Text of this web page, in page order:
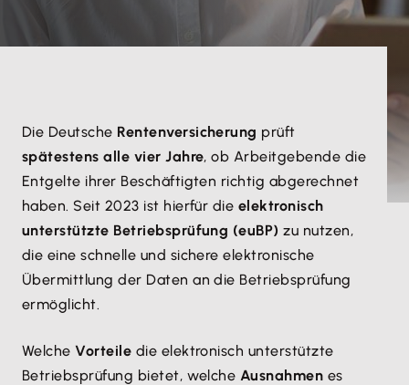
Die Deutsche Rentenversicherung prüft
spätestens alle vier Jahre, ob Arbeitgebende die
Entgelte ihrer Beschäftigten richtig abgerechnet
haben. Seit 2023 ist hierfür die elektronisch
unterstützte Betriebsprüfung (euBP) zu nutzen,
die eine schnelle und sichere elektronische
Übermittlung der Daten an die Betriebsprüfung
ermöglicht.
WelcheVorteile die elektronisch unterstützte
Betriebsprüfung bietet, welche Ausnahmen es